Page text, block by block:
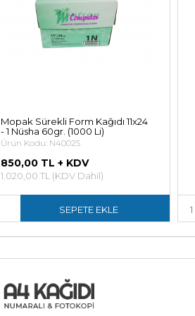
Mopak Sürekli Form Kağıdı 11x24
- 1 Nüsha 60gr. (1000 Li)
Ürün Kodu: N40025
850,00 TL + KDV
1.020,00 TL (KDV Dahil)
SEPETE EKLE